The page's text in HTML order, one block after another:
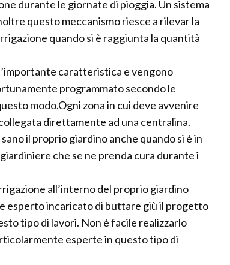
durante le giornate di pioggia. Un sistema
questo meccanismo riesce a rilevar la
quando si è raggiunta la quantità
caratteristica e vengono
programmato secondo le
modo.Ogni zona in cui deve avvenire
direttamente ad una centralina.
il proprio giardino anche quando si è in
che se ne prenda cura durante i
all’interno del proprio giardino
esperto incaricato di buttare giù il progetto
tipo di lavori. Non è facile realizzarlo
esperte in questo tipo di